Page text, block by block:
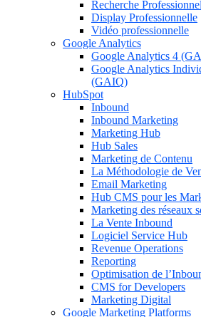
Recherche
Display Professionnelle
Vidéo professionnelle
Google Analytics
Google Analytics 4
Google Analytics
(GAIQ)
HubSpot
Inbound
Inbound Marketing
Marketing Hub
Hub Sales
Marketing de Contenu
La Méthodologie de
Email Marketing
Hub CMS pour les
Marketing des réseaux
La Vente Inbound
Logiciel Service Hub
Revenue Operations
Reporting
Optimisation de
CMS for Developers
Marketing Digital
Google Marketing Platforms